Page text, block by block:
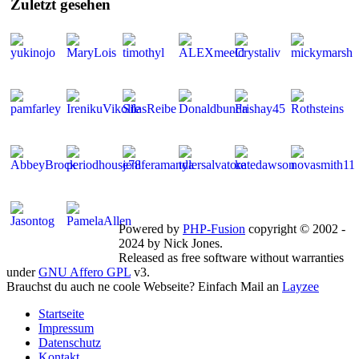
Zuletzt gesehen
Powered by PHP-Fusion copyright © 2002 -
2024 by Nick Jones.
Released as free software without warranties
underGNU Affero GPL v3.
Brauchst du auch ne coole Webseite? Einfach Mail an Layzee
Startseite
Impressum
Datenschutz